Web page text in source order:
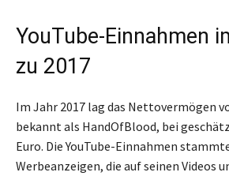
YouTube-Einnahmen
zu 2017
Im Jahr 2017 lag das Nettovermögen
bekannt als HandOfBlood, bei
Euro. Die YouTube-Einnahmen
Werbeanzeigen, die auf seinen Videos